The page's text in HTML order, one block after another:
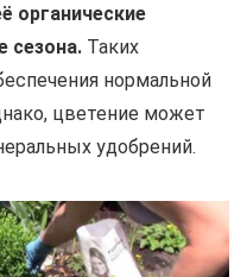
органические
сезона. Таких
нормальной
цветение может
удобрений.